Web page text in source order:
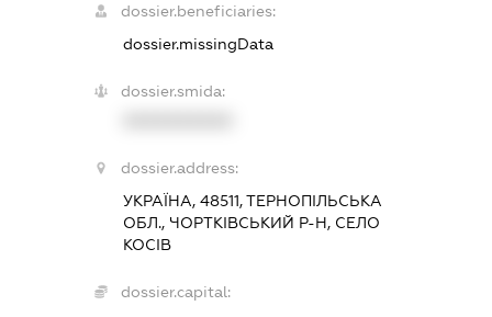
dossier.beneficiaries:
dossier.missingData
dossier.smida:
dossier.address:
УКРАЇНА, 48511, ТЕРНОПІЛЬСЬКА
ОБЛ., ЧОРТКІВСЬКИЙ Р-Н, СЕЛО
КОСІВ
dossier.capital: